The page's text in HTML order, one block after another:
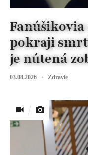
Fanúšikovia
pokraji
je nútená
03.08.2026 Zdravie